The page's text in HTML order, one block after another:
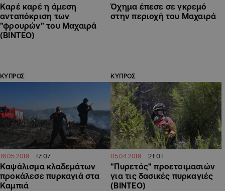
Καρέ καρέ η άμεση
ανταπόκριση των
"φρουρών" του Μαχαιρά
(ΒΙΝΤΕΟ)
Όχημα έπεσε σε γκρεμό
στην περιοχή του Μαχαιρά
ΚΥΠΡΟΣ
16.05.2019 17:07
Καψάλισμα κλαδεμάτων
προκάλεσε πυρκαγιά στα
Καμπιά
ΚΥΠΡΟΣ
05.04.2019 21:01
"Πυρετός" προετοιμασιών
για τις δασικές πυρκαγιές
(BINTEO)